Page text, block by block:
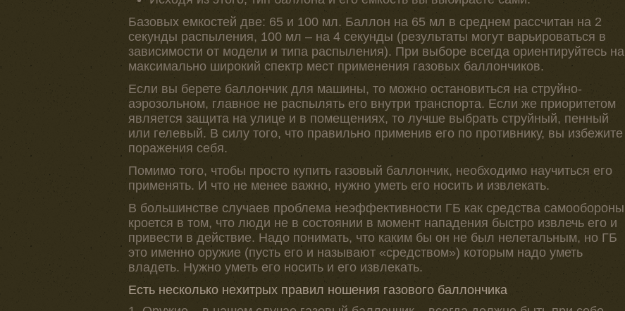
Базовых емкостей две: 65 и 100 мл. Баллон на 65 мл в среднем рассчитан на 2
секунды распыления, 100 мл – на 4 секунды (результаты могут варьироваться в
зависимости от модели и типа распыления). При выборе всегда ориентируйтесь на
максимально широкий спектр мест применения газовых баллончиков.
Если вы берете баллончик для машины, то можно остановиться на струйно-
аэрозольном, главное не распылять его внутри транспорта. Если же приоритетом
является защита на улице и в помещениях, то лучше выбрать струйный, пенный
или гелевый. В силу того, что правильно применив его по противнику, вы избежите
поражения себя.
Помимо того, чтобы просто купить газовый баллончик, необходимо научиться его
применять. И что не менее важно, нужно уметь его носить и извлекать.
В большинстве случаев проблема неэффективности ГБ как средства самообороны
кроется в том, что люди не в состоянии в момент нападения быстро извлечь его и
привести в действие. Надо понимать, что каким бы он не был нелетальным, но ГБ
это именно оружие (пусть его и называют «средством») которым надо уметь
владеть. Нужно уметь его носить и его извлекать.
Есть несколько нехитрых правил ношения газового баллончика